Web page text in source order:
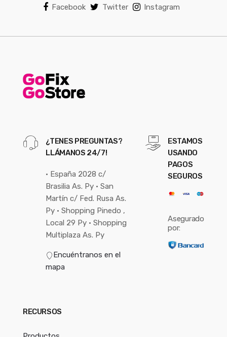
Facebook Twitter Instagram
¿TENES PREGUNTAS?
LLÁMANOS 24/7!
• España 2028 c/
Brasilia As. Py • San
Martín c/ Fed. Rusa As.
Py • Shopping Pinedo ,
Local 29 Py • Shopping
Multiplaza As. Py
Encuéntranos en el
mapa
ESTAMOS
USANDO
PAGOS
SEGUROS
Asegurado
por:
RECURSOS